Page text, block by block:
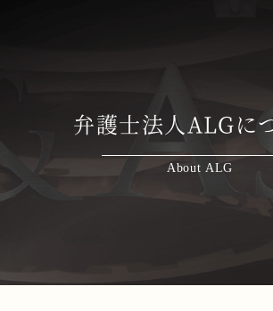
弁護士法人ALGに
About ALG